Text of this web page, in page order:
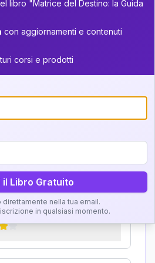
10
5
34-36
Matrice:
e
per leggere la definizione e
Figlio
libro "Matrice del Destino: la Guida
con aggiornamenti e contenuti
corsi e prodotti
il Libro Gratuito
direttamente nella tua email.
in qualsiasi momento.